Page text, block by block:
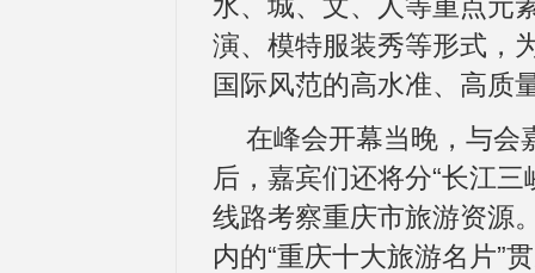
演、模特服装秀等形式，
国际风范的高水准、高质
在峰会开幕当晚，与会
后，嘉宾们还将分“长江三
线路考察重庆市旅游资源
内的“重庆十大旅游名片”